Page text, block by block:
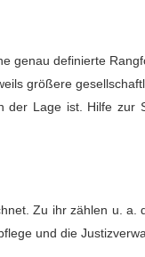
genau definierte
größere
der Lage ist. Hilfe zur
Zu ihr zählen u. a.
und die